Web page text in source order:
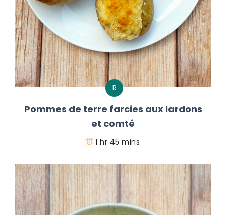
R
Pommes de terre farcies aux lardons
et comté
1 hr 45 mins